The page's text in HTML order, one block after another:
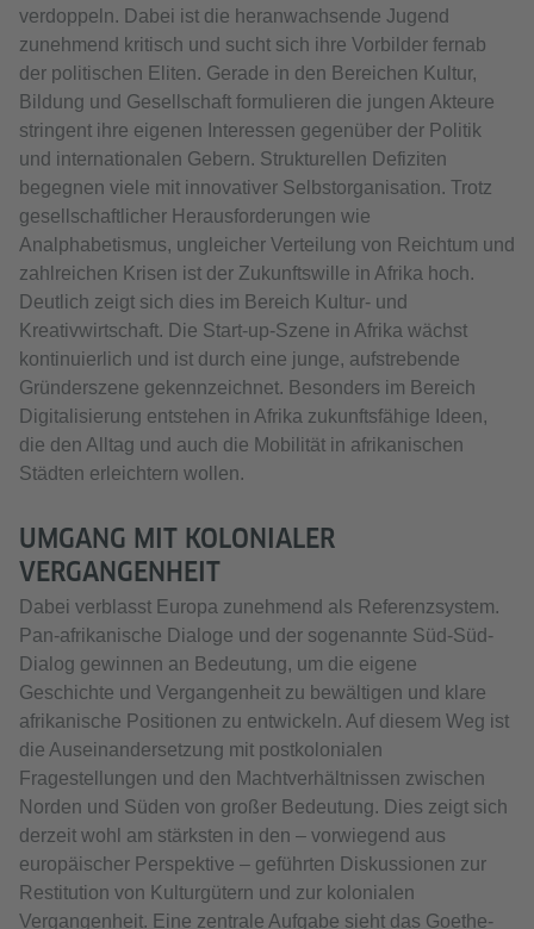
verdoppeln. Dabei ist die heranwachsende Jugend
zunehmend kritisch und sucht sich ihre Vorbilder fernab
der politischen Eliten. Gerade in den Bereichen Kultur,
Bildung und Gesellschaft formulieren die jungen Akteure
stringent ihre eigenen Interessen gegenüber der Politik
und internationalen Gebern. Strukturellen Defiziten
begegnen viele mit innovativer Selbstorganisation. Trotz
gesellschaftlicher Herausforderungen wie
Analphabetismus, ungleicher Verteilung von Reichtum und
zahlreichen Krisen ist der Zukunftswille in Afrika hoch.
Deutlich zeigt sich dies im Bereich Kultur- und
Kreativwirtschaft. Die Start-up-Szene in Afrika wächst
kontinuierlich und ist durch eine junge, aufstrebende
Gründerszene gekennzeichnet. Besonders im Bereich
Digitalisierung entstehen in Afrika zukunftsfähige Ideen,
die den Alltag und auch die Mobilität in afrikanischen
Städten erleichtern wollen.
UMGANG MIT KOLONIALER
VERGANGENHEIT
Dabei verblasst Europa zunehmend als Referenzsystem.
Pan-afrikanische Dialoge und der sogenannte Süd-Süd-
Dialog gewinnen an Bedeutung, um die eigene
Geschichte und Vergangenheit zu bewältigen und klare
afrikanische Positionen zu entwickeln. Auf diesem Weg ist
die Auseinandersetzung mit postkolonialen
Fragestellungen und den Machtverhältnissen zwischen
Norden und Süden von großer Bedeutung. Dies zeigt sich
derzeit wohl am stärksten in den – vorwiegend aus
europäischer Perspektive – geführten Diskussionen zur
Restitution von Kulturgütern und zur kolonialen
Vergangenheit. Eine zentrale Aufgabe sieht das Goethe-